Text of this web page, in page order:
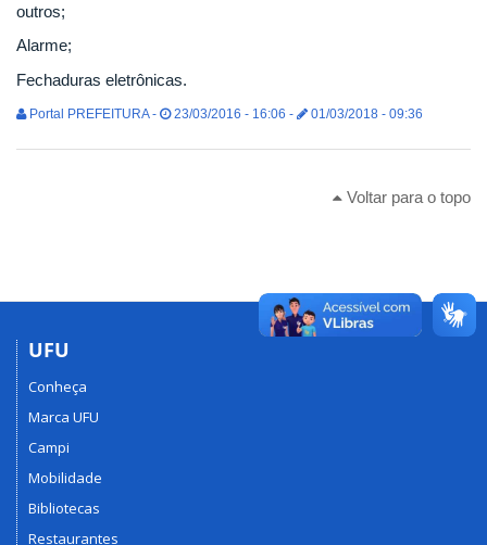
outros;
Alarme;
Fechaduras eletrônicas.
Portal PREFEITURA - 23/03/2016 - 16:06 - 01/03/2018 - 09:36
Voltar para o topo
UFU
Conheça
Marca UFU
Campi
Mobilidade
Bibliotecas
Restaurantes